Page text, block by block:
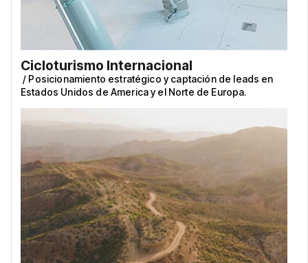
Cicloturismo Internacional
/ Posicionamiento estratégico y captación de leads en
Estados Unidos de America y el Norte de Europa.